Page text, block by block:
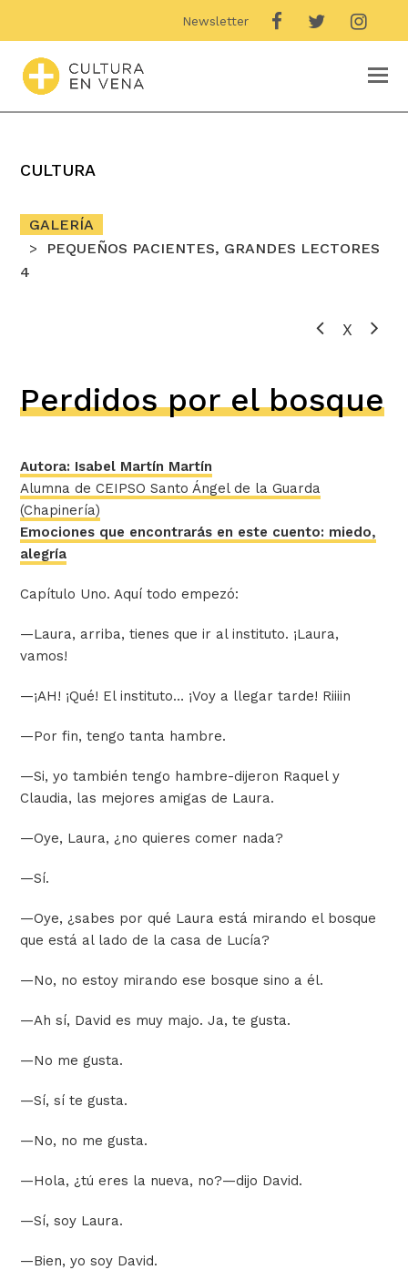
Newsletter
CULTURA
GALERÍA
PEQUEÑOS PACIENTES, GRANDES LECTORES
4
X
Perdidos por el bosque
Autora: Isabel Martín Martín
Alumna de CEIPSO Santo Ángel de la Guarda
(Chapinería)
Emociones que encontrarás en este cuento: miedo,
alegría
Capítulo Uno. Aquí todo empezó:
—Laura, arriba, tienes que ir al instituto. ¡Laura,
vamos!
—¡AH! ¡Qué! El instituto… ¡Voy a llegar tarde! Riiiin
—Por fin, tengo tanta hambre.
—Si, yo también tengo hambre-dijeron Raquel y
Claudia, las mejores amigas de Laura.
—Oye, Laura, ¿no quieres comer nada?
—Sí.
—Oye, ¿sabes por qué Laura está mirando el bosque
que está al lado de la casa de Lucía?
—No, no estoy mirando ese bosque sino a él.
—Ah sí, David es muy majo. Ja, te gusta.
—No me gusta.
—Sí, sí te gusta.
—No, no me gusta.
—Hola, ¿tú eres la nueva, no?—dijo David.
—Sí, soy Laura.
—Bien, yo soy David.